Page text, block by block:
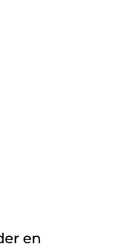
is in deze
en